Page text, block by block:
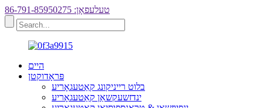
טעלעפאָן: 86-791-85950275
היים
פּראָדוקטן
בלוט רייניקונג קאַטעגאָריע
ינדזשעקשאַן קאַטעגאָריע